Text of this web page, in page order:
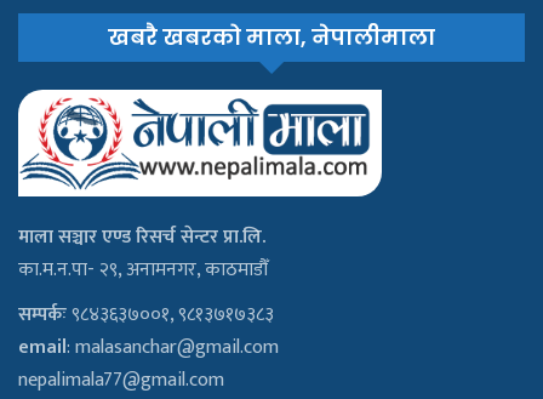
खबरै खबरको माला, नेपालीमाला
माला सञ्चार एण्ड रिसर्च सेन्टर प्रा.लि.
का.म.न.पा- २९, अनामनगर, काठमाडौँ
सम्पर्कः९८४३६३७००१, ९८१३७१७३८३
email:malasanchar@gmail.com
nepalimala77@gmail.com